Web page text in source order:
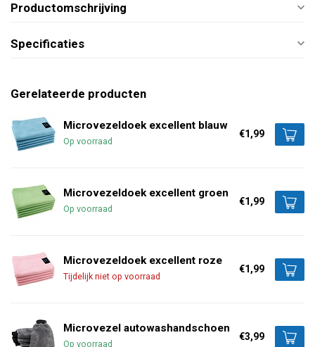
Productomschrijving
Specificaties
Gerelateerde producten
Microvezeldoek excellent blauw
Op voorraad
€1,99
Microvezeldoek excellent groen
Op voorraad
€1,99
Microvezeldoek excellent roze
Tijdelijk niet op voorraad
€1,99
Microvezel autowashandschoen
Op voorraad
€3,99